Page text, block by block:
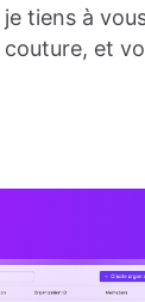
tiens à
et